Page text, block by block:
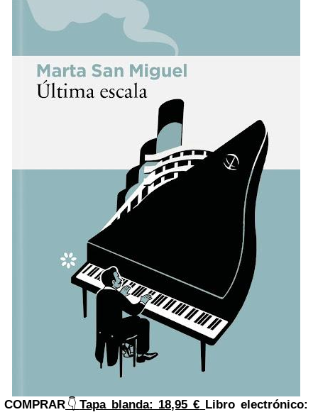
COMPRAR 👇 Tapa blanda: 18,95 € Libro electrónico: